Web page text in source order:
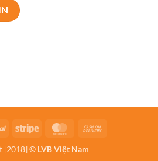
PayPal Stripe MasterCard
[2018] © LVB Việt Nam